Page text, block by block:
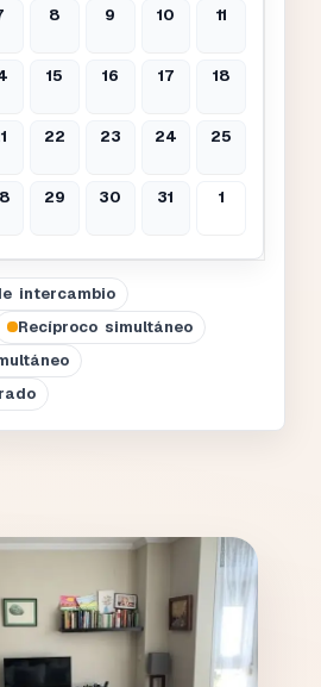
8 9 10 11
15 16 17 18
22 23 24 25
29 30 31 1
intercambio
Recíproco simultáneo